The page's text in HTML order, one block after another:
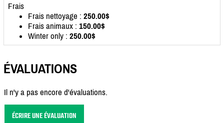
Frais
Frais nettoyage : 250.00$
Frais animaux : 150.00$
Winter only : 250.00$
ÉVALUATIONS
Il n'y a pas encore d'évaluations.
ÉCRIRE UNE ÉVALUATION